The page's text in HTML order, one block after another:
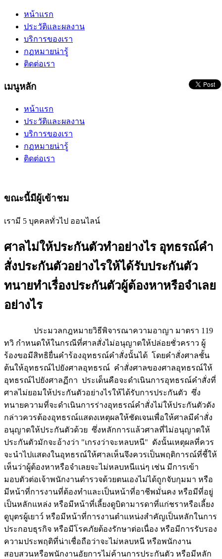
หน้าแรก
ประวัติและผลงาน
บริการของเรา
กฏหมายน่ารู้
ติดต่อเรา
เมนูหลัก
หน้าแรก
ประวัติและผลงาน
บริการของเรา
กฏหมายน่ารู้
ติดต่อเรา
ขณะนี้มีผู้เข้าชม
เรามี 5 บุคคลทั่วไป ออนไลน์
ศาลไม่ให้ประกันตัวทำอย่างไร อุทธรณ์คำ
สั่งประกันตัวอย่างไรให้ได้รับประกันตัว
ทนายทำเรื่องประกันตัวผู้ต้องหาหรือจำเลย
อย่างไร
ประมวลกฎหมายวิธีพิจารณาความอาญา มาตรา 119
ทวิ กำหนดให้ในกรณีที่ศาลสั่งไม่อนุญาตให้ปล่อยชั่วคราว ผู้
ร้องขอมีสิทธิยื่นคำร้องอุทธรณ์คำสั่งนั้นได้ โดยคำสั่งศาลชั้น
ต้นให้อุทธรณ์ไปยังศาลอุทธรณ์ คำสั่งศาลของศาลอุทธรณ์ให้
อุทธรณ์ไปยังศาลฏีกา ประเด็นคือจะดำเนินการอุทธรณ์คำสั่งที่
ศาลไม่ยอมให้ประกันตัวอย่างไรให้ได้รับการประกันตัว ซึ่ง
ทนายความที่จะดำเนินการร่างอุทธรณ์คำสั่งไม่ให้ประกันตัวดัง
กล่าวควรต้องอุทธรณ์แสดงเหตุผลให้ชัดเจนเพื่อให้ศาลมีคำสั่ง
อนุญาตให้ประกันตัวด้วย ซึ่งหลักการแล้วศาลที่ไม่อนุญาตให้
ประกันตัวมักจะอ้างว่า "เกรงว่าจะหลบหนี" ดังนั้นเหตุผลที่ควร
จะนำไปแสดงในอุทธรณ์ให้ศาลเห็นจึงควรเป็นพฤติการณ์ที่ชี้ให้
เห็นว่าผู้ต้องหาหรือจำเลยจะไม่หลบหนีแน่ๆ เช่น มีการเข้า
มอบตัวต่อเจ้าพนักงานตำรวจด้วยตนเองไม่ได้ถูกจับกุมมา หรือ
มีหน้าที่การงานที่ต้องทำและเป็นหน้าที่อาชีพมั่นคง หรือมีที่อยู่
เป็นหลักแหล่ง หรือมีหน้าที่เลี้ยงดูบิดามารดาที่แก่ชราหรือเลี้ยง
ดูบุตรผู้เยาว์ หรือมีหน้าที่การงานตำแหน่งสำคัญเป็นหลักในการ
ประกอบธุรกิจ หรือมีโรคภัยต้องรักษาต่อเนื่อง หรือมีการรับรอง
ความประพฤติที่น่าเชื่อถือว่าจะไม่หลบหนี หรือพนักงาน
สอบสวนหรือพนักงานอัยการไม่ค้านการประกันตัว หรือมีหลัก